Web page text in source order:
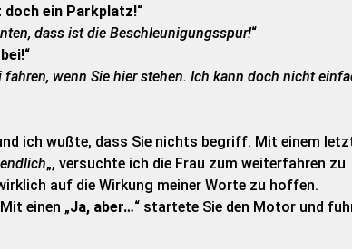
doch ein Parkplatz!“
dass ist die Beschleunigungsspur!“
“
wenn Sie hier stehen. Ich kann doch nicht
ich wußte, dass Sie nichts begriff. Mit einem
„, versuchte ich die Frau zum weiterfahren zu
auf die Wirkung meiner Worte zu hoffen.
einen „Ja, aber…“ startete Sie den Motor und